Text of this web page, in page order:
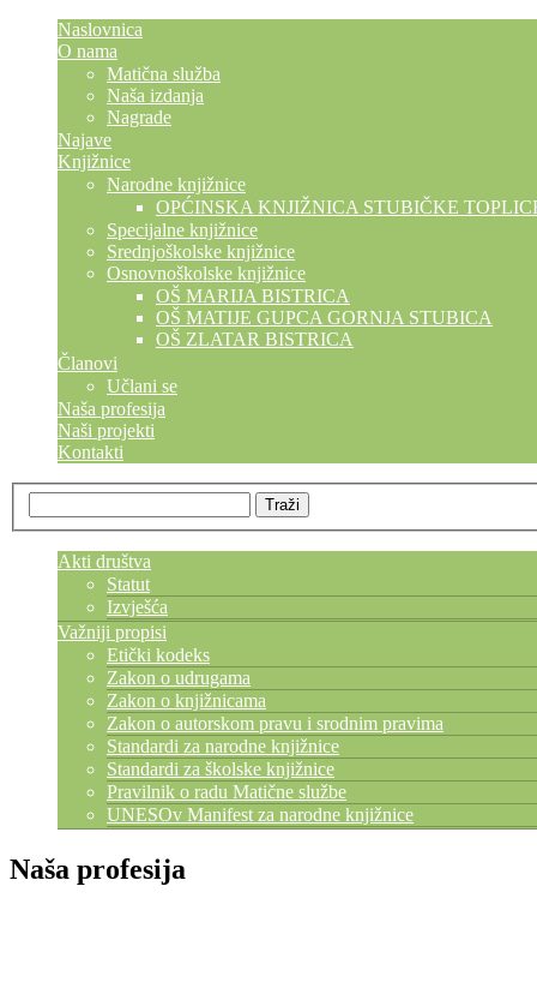
Naslovnica
O nama
Matična služba
Naša izdanja
Nagrade
Najave
Knjižnice
Narodne knjižnice
OPĆINSKA KNJIŽNICA STUBIČKE
Specijalne knjižnice
Srednjoškolske knjižnice
Osnovnoškolske knjižnice
OŠ MARIJA BISTRICA
OŠ MATIJE GUPCA GORNJA STUBICA
OŠ ZLATAR BISTRICA
Članovi
Učlani se
Naša profesija
Naši projekti
Kontakti
Akti društva
Statut
Izvješća
Važniji propisi
Etički kodeks
Zakon o udrugama
Zakon o knjižnicama
Zakon o autorskom pravu i srodnim pravima
Standardi za narodne knjižnice
Standardi za školske knjižnice
Pravilnik o radu Matične službe
UNESOv Manifest za narodne knjižnice
Naša profesija